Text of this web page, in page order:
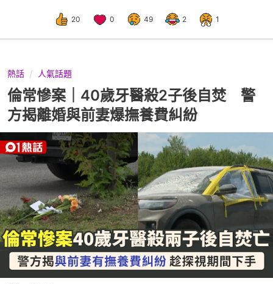
20 0 49 2 1
熱話 人氣話題
倫常慘案｜40歲牙醫殺2子後自焚 警
方揭離婚與前妻爆撫養費糾紛